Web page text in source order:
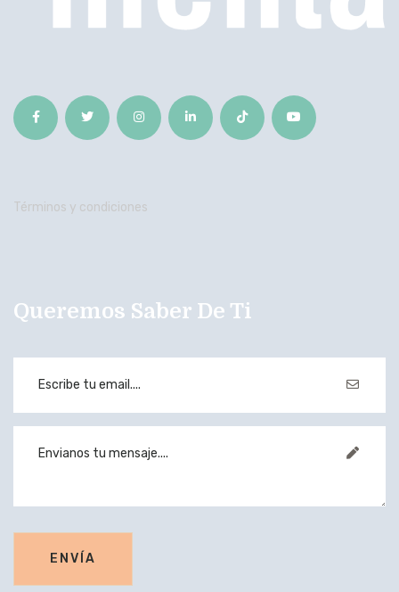
Términos y condiciones
Queremos Saber De Ti